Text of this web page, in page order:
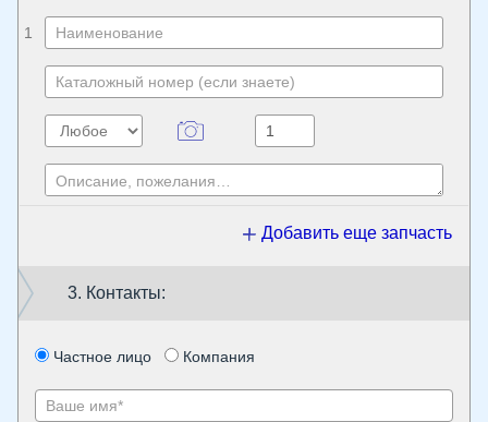
1
Добавить еще запчасть
3. Контакты:
Частное лицо Компания